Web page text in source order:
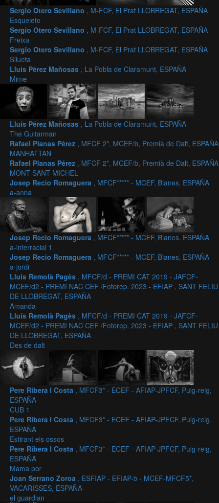
Sergio Otero Sevillano , M-FCF, El Prat LLOBREGAT, ESPAÑA
Esqueleto
Sergio Otero Sevillano , M-FCF, El Prat LLOBREGAT, ESPAÑA
Freixa
Sergio Otero Sevillano , M-FCF, El Prat LLOBREGAT, ESPAÑA
Silueta
Lluís Pérez Mañosas , La Pobla de Claramunt, ESPAÑA
Mime
Lluís Pérez Mañosas , La Pobla de Claramunt, ESPAÑA
The Guitarman
Rafael Planas Pérez , MFCF 2*, MCEF/b, Premià de Dalt, ESPAÑA
MANHATTAN
Rafael Planas Pérez , MFCF 2*, MCEF/b, Premià de Dalt, ESPAÑA
MONT SANT MICHEL
Josep Recio Romaguera , MFCF***** - MCEF, Blanes, ESPAÑA
a-anna
Josep Recio Romaguera , MFCF***** - MCEF, Blanes, ESPAÑA
a-interracial 1
Josep Recio Romaguera , MFCF***** - MCEF, Blanes, ESPAÑA
a-jordi
Lluís Remolà Pagès , MFCF/d - PREMI CAT 2019 - JAFCF-
MCEF/d2 - PREMI NAC CEF /Fotorep. 2023 - EFIAP , SANT FELIU
DE LLOBREGAT, ESPAÑA
Amanda
Lluís Remolà Pagès , MFCF/d - PREMI CAT 2019 - JAFCF-
MCEF/d2 - PREMI NAC CEF /Fotorep. 2023 - EFIAP , SANT FELIU
DE LLOBREGAT, ESPAÑA
Des de dalt
Pere Ribera I Costa , MFCF3* - ECEF - AFIAP-JPFCF, Puig-reig,
ESPAÑA
CUB 1
Pere Ribera I Costa , MFCF3* - ECEF - AFIAP-JPFCF, Puig-reig,
ESPAÑA
Estirant els ossos
Pere Ribera I Costa , MFCF3* - ECEF - AFIAP-JPFCF, Puig-reig,
ESPAÑA
Mama por
Joan Serrano Zoroa , ESFIAP - EFIAP-b - MCEF-MFCF5*,
VACARISSES, ESPAÑA
el guardian